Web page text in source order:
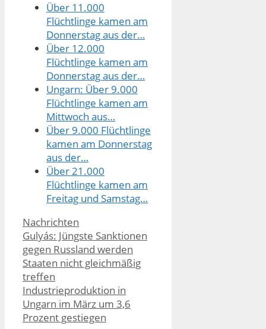
Über 11.000
Flüchtlinge kamen am
Donnerstag aus der…
Über 12.000
Flüchtlinge kamen am
Donnerstag aus der…
Ungarn: Über 9.000
Flüchtlinge kamen am
Mittwoch aus…
Über 9.000 Flüchtlinge
kamen am Donnerstag
aus der…
Über 21.000
Flüchtlinge kamen am
Freitag und Samstag…
Kategorien
Nachrichten
Gulyás: Jüngste Sanktionen
gegen Russland werden
Staaten nicht gleichmäßig
treffen
Industrieproduktion in
Ungarn im März um 3,6
Prozent gestiegen